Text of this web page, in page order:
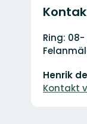
Adress
Ring:
Henrik
Kontakt